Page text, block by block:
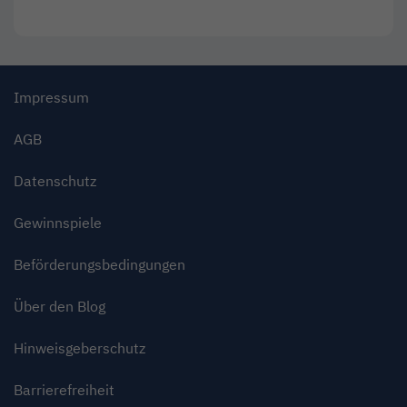
Impressum
AGB
Datenschutz
Gewinnspiele
Beförderungsbedingungen
Über den Blog
Hinweisgeberschutz
Barrierefreiheit